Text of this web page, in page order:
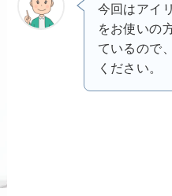
今回はアイ
をお使いの
ているので
ください。